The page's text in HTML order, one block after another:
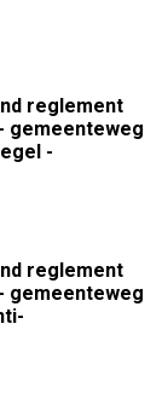
reglement
gemeenteweg
-
reglement
gemeenteweg